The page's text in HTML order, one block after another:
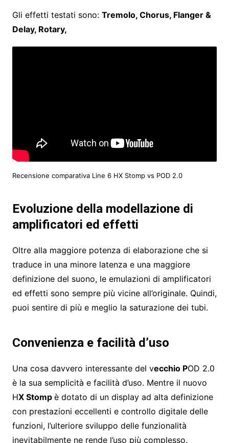
Gli effetti testati sono: Tremolo, Chorus, Flanger &
Delay, Rotary,
Recensione comparativa Line 6 HX Stomp vs POD 2.0
Evoluzione della modellazione di
amplificatori ed effetti
Oltre alla maggiore potenza di elaborazione che si
traduce in una minore latenza e una maggiore
definizione del suono, le emulazioni di amplificatori
ed effetti sono sempre più vicine all’originale. Quindi,
puoi sentire di più e meglio la saturazione dei tubi.
Convenienza e facilità d’uso
Una cosa davvero interessante del vecchio POD 2.0
è la sua semplicità e facilità d’uso. Mentre il nuovo
HX Stomp è dotato di un display ad alta definizione
con prestazioni eccellenti e controllo digitale delle
funzioni, l’ulteriore sviluppo delle funzionalità
inevitabilmente ne rende l’uso più complesso.